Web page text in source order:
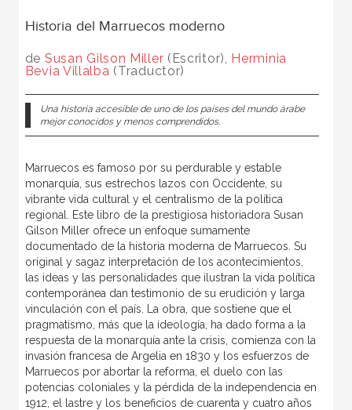
Historia del Marruecos moderno
de Susan Gilson Miller (Escritor), Herminia
Bevia Villalba (Traductor)
Una historia accesible de uno de los países del mundo árabe
mejor conocidos y menos comprendidos.
Marruecos es famoso por su perdurable y estable
monarquía, sus estrechos lazos con Occidente, su
vibrante vida cultural y el centralismo de la política
regional. Este libro de la prestigiosa historiadora Susan
Gilson Miller ofrece un enfoque sumamente
documentado de la historia moderna de Marruecos. Su
original y sagaz interpretación de los acontecimientos,
las ideas y las personalidades que ilustran la vida política
contemporánea dan testimonio de su erudición y larga
vinculación con el país. La obra, que sostiene que el
pragmatismo, más que la ideología, ha dado forma a la
respuesta de la monarquía ante la crisis, comienza con la
invasión francesa de Argelia en 1830 y los esfuerzos de
Marruecos por abortar la reforma, el duelo con las
potencias coloniales y la pérdida de la independencia en
1912, el lastre y los beneficios de cuarenta y cuatro años